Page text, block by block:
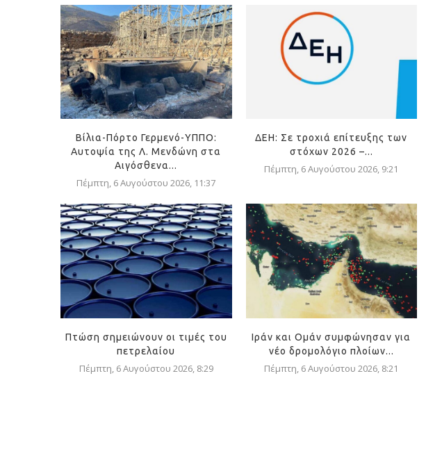
Βίλια-Πόρτο Γερμενό-ΥΠΠΟ:
Αυτοψία της Λ. Μενδώνη στα
Αιγόσθενα...
Πέμπτη, 6 Αυγούστου 2026, 11:37
ΔΕΗ: Σε τροχιά επίτευξης των
στόχων 2026 –...
Πέμπτη, 6 Αυγούστου 2026, 9:21
Πτώση σημειώνουν οι τιμές του
πετρελαίου
Πέμπτη, 6 Αυγούστου 2026, 8:29
Ιράν και Ομάν συμφώνησαν για
νέο δρομολόγιο πλοίων...
Πέμπτη, 6 Αυγούστου 2026, 8:21